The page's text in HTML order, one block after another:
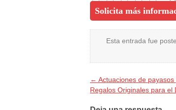
Solicita más
Esta entrada fue
← Actuaciones de
Regalos Originales para el